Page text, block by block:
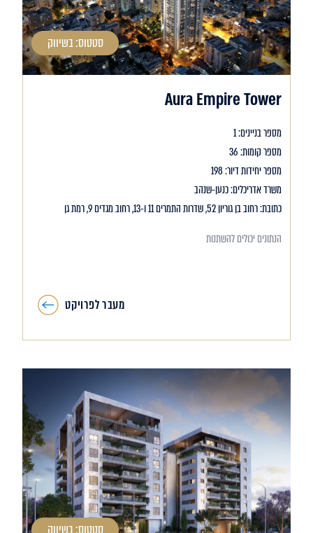
סטטוס: בשיווק
Aura Empire Tower
מספר בניינים: 1
מספר קומות: 36
מספר יחידות דיור: 198
משרד אדריכלים: כנען-שנהב
כתובת: רחוב בן גוריון 52, שדרות התמרים 11 ו-13, רחוב מגדים 9, רמת גן
הנתונים יכולים להשתנות
מעבר לפרויקט